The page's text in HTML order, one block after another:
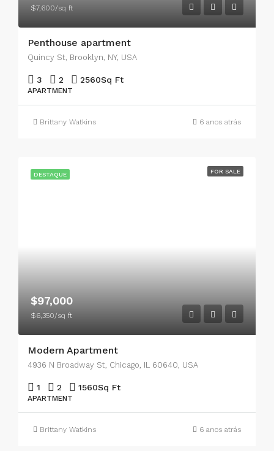
$7,600/sq ft
Penthouse apartment
Quincy St, Brooklyn, NY, USA
3 2 2560Sq Ft
APARTMENT
Brittany Watkins 6 anos atrás
DESTAQUE FOR SALE
$97,000
$6,350/sq ft
Modern Apartment
4936 N Broadway St, Chicago, IL 60640, USA
1 2 1560Sq Ft
APARTMENT
Brittany Watkins 6 anos atrás